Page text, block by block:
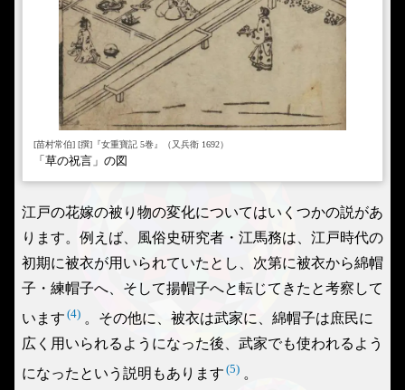
[苗村常伯] [撰]『女重寶記 5巻』（又兵衛 1692）
「草の祝言」の図
江戸の花嫁の被り物の変化についてはいくつかの説があ
ります。例えば、風俗史研究者・江馬務は、江戸時代の
初期に被衣が用いられていたとし、次第に被衣から綿帽
子・練帽子へ、そして揚帽子へと転じてきたと考察して
います (4) 。その他に、被衣は武家に、綿帽子は庶民に
広く用いられるようになった後、武家でも使われるよう
になったという説明もあります (5) 。